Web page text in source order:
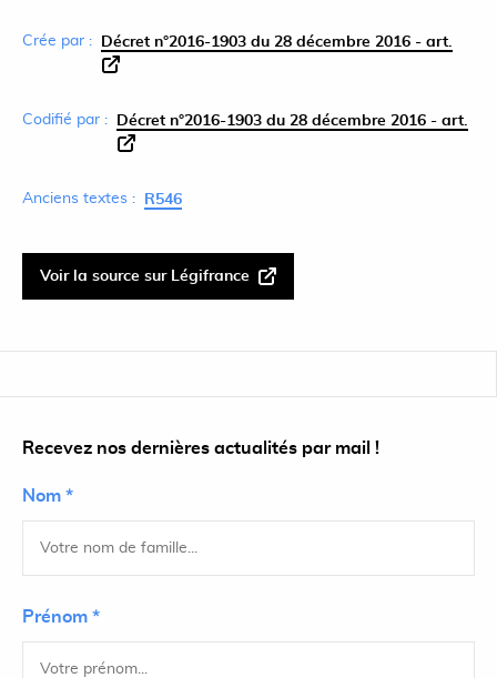
Crée par : Décret n°2016-1903 du 28 décembre 2016 - art.
Codifié par : Décret n°2016-1903 du 28 décembre 2016 - art.
Anciens textes : R546
Voir la source sur Légifrance
Recevez nos dernières actualités par mail !
Nom *
Prénom *